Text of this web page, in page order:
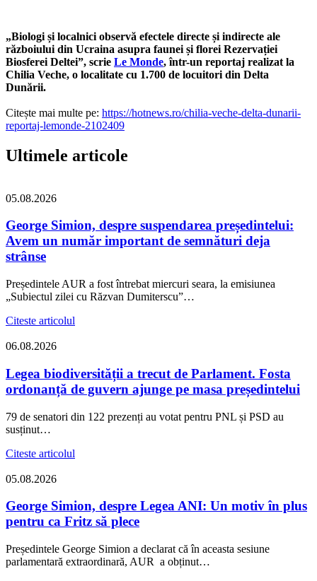
„Biologi și localnici observă efectele directe și indirecte ale
războiului din Ucraina asupra faunei și florei Rezervației
Biosferei Deltei”, scrie Le Monde, într-un reportaj realizat la
Chilia Veche, o localitate cu 1.700 de locuitori din Delta
Dunării.
Citește mai multe pe: https://hotnews.ro/chilia-veche-delta-dunarii-
reportaj-lemonde-2102409
Ultimele articole
05.08.2026
George Simion, despre suspendarea președintelui:
Avem un număr important de semnături deja
strânse
Președintele AUR a fost întrebat miercuri seara, la emisiunea
„Subiectul zilei cu Răzvan Dumiterscu”…
Citeste articolul
06.08.2026
Legea biodiversității a trecut de Parlament. Fosta
ordonanță de guvern ajunge pe masa președintelui
79 de senatori din 122 prezenți au votat pentru PNL și PSD au
susținut…
Citeste articolul
05.08.2026
George Simion, despre Legea ANI: Un motiv în plus
pentru ca Fritz să plece
Președintele George Simion a declarat că în aceasta sesiune
parlamentară extraordinară, AUR a obținut…